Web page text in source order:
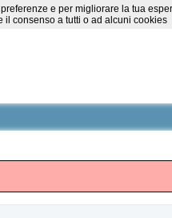
e per migliorare la tua
il consenso a tutti o ad alcuni cookies